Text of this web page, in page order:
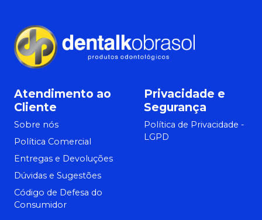
Atendimento ao
Cliente
Sobre nós
Política Comercial
Entregas e Devoluções
Dúvidas e Sugestões
Código de Defesa do
Consumidor
Privacidade e
Segurança
Política de Privacidade -
LGPD